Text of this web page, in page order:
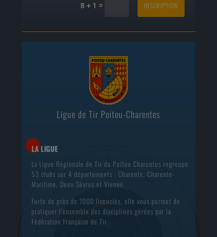
8 + 1 = INSCRIPTION
Ligue de Tir Poitou-Charentes
LA LIGUE
La Ligue Régionale de Tir du Poitou Charentes regroupe
53 clubs sur 4 départements : Charente, Charente-
Maritime, Deux-Sèvres et Vienne.
Forte de près de 7000 licenciés, elle vous permet de
pratiquer l’ensemble des disciplines gérées par la
Fédération Française de Tir.